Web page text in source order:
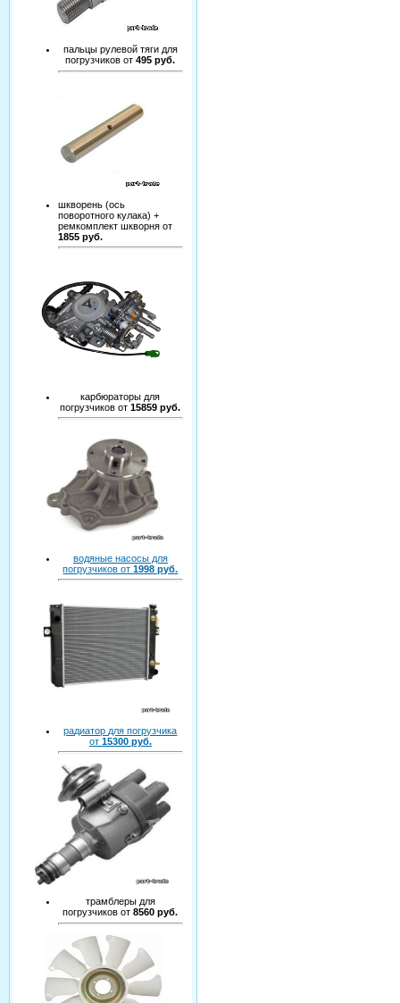
пальцы рулевой тяги для
погрузчиков от495 руб.
шкворень (ось
поворотного кулака) +
ремкомплект шкворня от
1855 руб.
карбюраторы для
погрузчиков от15859 руб.
водяные насосы для
погрузчиков от1998 руб.
радиатор для погрузчика
от 15300 руб.
трамблеры для
погрузчиков от8560 руб.